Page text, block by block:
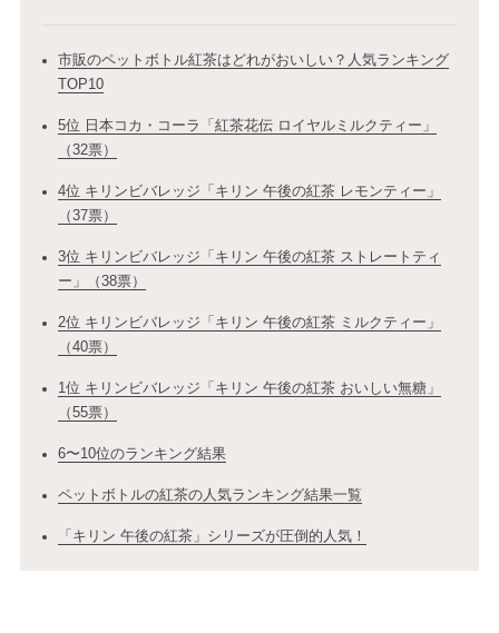
市販のペットボトル紅茶はどれがおいしい？人気ランキング
TOP10
5位 日本コカ・コーラ「紅茶花伝 ロイヤルミルクティー」
（32票）
4位 キリンビバレッジ「キリン 午後の紅茶 レモンティー」
（37票）
3位 キリンビバレッジ「キリン 午後の紅茶 ストレートティ
ー」（38票）
2位 キリンビバレッジ「キリン 午後の紅茶 ミルクティー」
（40票）
1位 キリンビバレッジ「キリン 午後の紅茶 おいしい無糖」
（55票）
6〜10位のランキング結果
ペットボトルの紅茶の人気ランキング結果一覧
「キリン 午後の紅茶」シリーズが圧倒的人気！